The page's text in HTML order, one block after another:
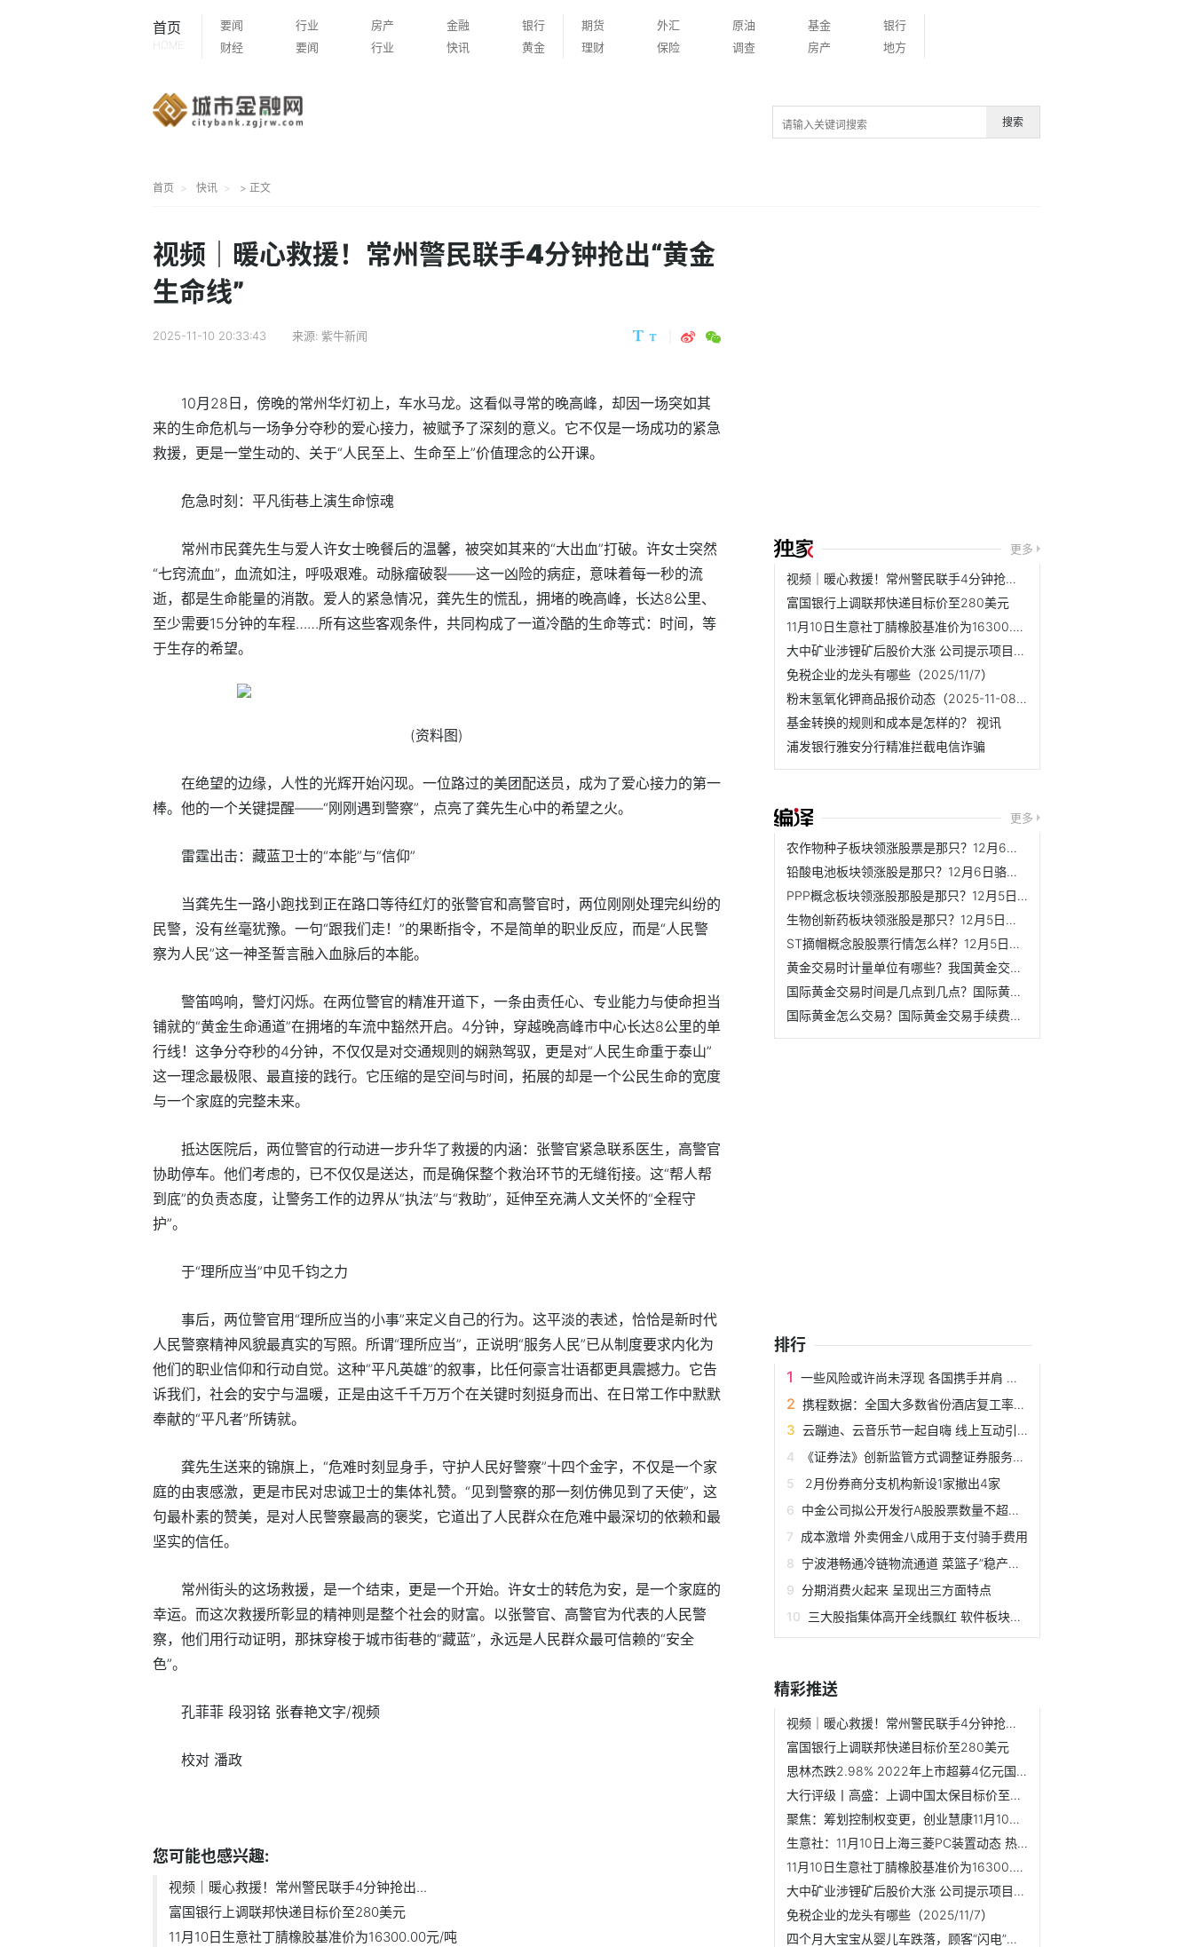
首页
HOME
要闻 行业 房产 金融
银行
财经
要闻 行业 快讯 黄金
期货 外汇 原油 基金
银行
理财
保险 调查 房产 地方
搜索
首页 快讯 > 正文
视频｜暖心救援！常州警民联手4分钟抢出“黄金
生命线”
2025-11-10 20:33:43 来源: 紫牛新闻
10月28日，傍晚的常州华灯初上，车水马龙。这看似寻常的晚高峰，却因一场突如其
来的生命危机与一场争分夺秒的爱心接力，被赋予了深刻的意义。它不仅是一场成功的紧急
救援，更是一堂生动的、关于“人民至上、生命至上”价值理念的公开课。
危急时刻：平凡街巷上演生命惊魂
常州市民龚先生与爱人许女士晚餐后的温馨，被突如其来的“大出血”打破。许女士突然
“七窍流血”，血流如注，呼吸艰难。动脉瘤破裂——这一凶险的病症，意味着每一秒的流
逝，都是生命能量的消散。爱人的紧急情况，龚先生的慌乱，拥堵的晚高峰，长达8公里、
至少需要15分钟的车程……所有这些客观条件，共同构成了一道冷酷的生命等式：时间，等
于生存的希望。
(资料图)
在绝望的边缘，人性的光辉开始闪现。一位路过的美团配送员，成为了爱心接力的第一
棒。他的一个关键提醒——“刚刚遇到警察”，点亮了龚先生心中的希望之火。
雷霆出击：藏蓝卫士的“本能”与“信仰”
当龚先生一路小跑找到正在路口等待红灯的张警官和高警官时，两位刚刚处理完纠纷的
民警，没有丝毫犹豫。一句“跟我们走！”的果断指令，不是简单的职业反应，而是“人民警
察为人民”这一神圣誓言融入血脉后的本能。
警笛鸣响，警灯闪烁。在两位警官的精准开道下，一条由责任心、专业能力与使命担当
铺就的“黄金生命通道”在拥堵的车流中豁然开启。4分钟，穿越晚高峰市中心长达8公里的单
行线！这争分夺秒的4分钟，不仅仅是对交通规则的娴熟驾驭，更是对“人民生命重于泰山”
这一理念最极限、最直接的践行。它压缩的是空间与时间，拓展的却是一个公民生命的宽度
与一个家庭的完整未来。
抵达医院后，两位警官的行动进一步升华了救援的内涵：张警官紧急联系医生，高警官
协助停车。他们考虑的，已不仅仅是送达，而是确保整个救治环节的无缝衔接。这“帮人帮
到底”的负责态度，让警务工作的边界从“执法”与“救助”，延伸至充满人文关怀的“全程守
护”。
于“理所应当”中见千钧之力
事后，两位警官用“理所应当的小事”来定义自己的行为。这平淡的表述，恰恰是新时代
人民警察精神风貌最真实的写照。所谓“理所应当”，正说明“服务人民”已从制度要求内化为
他们的职业信仰和行动自觉。这种“平凡英雄”的叙事，比任何豪言壮语都更具震撼力。它告
诉我们，社会的安宁与温暖，正是由这千千万万个在关键时刻挺身而出、在日常工作中默默
奉献的“平凡者”所铸就。
龚先生送来的锦旗上，“危难时刻显身手，守护人民好警察”十四个金字，不仅是一个家
庭的由衷感激，更是市民对忠诚卫士的集体礼赞。“见到警察的那一刻仿佛见到了天使”，这
句最朴素的赞美，是对人民警察最高的褒奖，它道出了人民群众在危难中最深切的依赖和最
坚实的信任。
常州街头的这场救援，是一个结束，更是一个开始。许女士的转危为安，是一个家庭的
幸运。而这次救援所彰显的精神则是整个社会的财富。以张警官、高警官为代表的人民警
察，他们用行动证明，那抹穿梭于城市街巷的“藏蓝”，永远是人民群众最可信赖的“安全
色”。
孔菲菲 段羽铭 张春艳文字/视频
校对 潘政
您可能也感兴趣:
视频｜暖心救援！常州警民联手4分钟抢出...
富国银行上调联邦快递目标价至280美元
11月10日生意社丁腈橡胶基准价为16300.00元/吨
更多
视频｜暖心救援！常州警民联手4分钟抢出“黄金生命线”
富国银行上调联邦快递目标价至280美元
11月10日生意社丁腈橡胶基准价为16300.00元/吨
大中矿业涉锂矿后股价大涨 公司提示项目建设存不确定性
免税企业的龙头有哪些（2025/11/7）
粉末氢氧化钾商品报价动态（2025-11-08）
基金转换的规则和成本是怎样的？ 视讯
浦发银行雅安分行精准拦截电信诈骗
更多
农作物种子板块领涨股票是那只？12月6日丰乐种业市盈率为30.27
铅酸电池板块领涨股是那只？12月6日骆驼股份股价是多少？
PPP概念板块领涨股那股是那只？12月5日ST长方市盈率为-4.87
生物创新药板块领涨股是那只？12月5日南新制药股价是多少？
ST摘帽概念股股票行情怎么样？12月5日宜宾纸业股价是多少？
黄金交易时计量单位有哪些？我国黄金交易的计量单位是什么？
国际黄金交易时间是几点到几点？国际黄金开户流程是什么？
国际黄金怎么交易？国际黄金交易手续费一手需要多少钱？
排行
一些风险或许尚未浮现 各国携手并肩 应对5G安全挑战
携程数据：全国大多数省份酒店复工率已达80%
云蹦迪、云音乐节一起自嗨 线上互动引来新思考
《证券法》创新监管方式调整证券服务业务
2月份券商分支机构新设1家撤出4家
中金公司拟公开发行A股股票数量不超过45858.9万股
成本激增 外卖佣金八成用于支付骑手费用
宁波港畅通冷链物流通道 菜篮子”稳产保供工
分期消费火起来 呈现出三方面特点
三大股指集体高开全线飘红 软件板块表现抢眼
精彩推送
视频｜暖心救援！常州警民联手4分钟抢出“黄金生命线”
富国银行上调联邦快递目标价至280美元
思林杰跌2.98% 2022年上市超募4亿元国联民生保荐|每日消息
大行评级丨高盛：上调中国太保目标价至34港元 维持“买入”评级
聚焦：筹划控制权变更，创业慧康11月10日起停牌
生意社：11月10日上海三菱PC装置动态 热门
11月10日生意社丁腈橡胶基准价为16300.00元/吨
大中矿业涉锂矿后股价大涨 公司提示项目建设存不确定性
免税企业的龙头有哪些（2025/11/7）
四个月大宝宝从婴儿车跌落，顾客“闪电”相救磕伤嘴